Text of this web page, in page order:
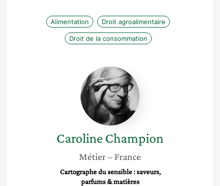
Alimentation Droit agroalimentaire
Droit de la consommation
Caroline
Champion
CarolineChampion
Métier– France
Cartographe du sensible : saveurs,
parfums & matières